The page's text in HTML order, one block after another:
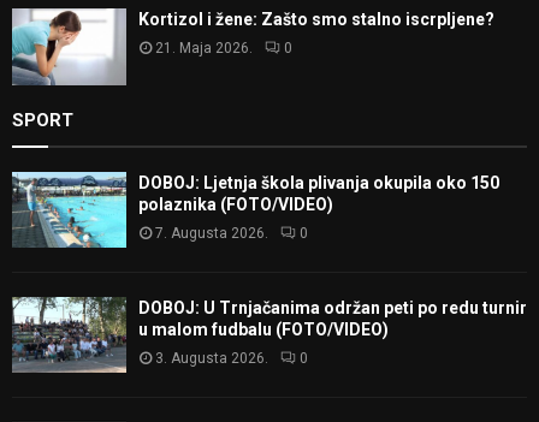
Kortizol i žene: Zašto smo stalno iscrpljene?
21. Maja 2026. 0
SPORT
DOBOJ: Ljetnja škola plivanja okupila oko 150
polaznika (FOTO/VIDEO)
7. Augusta 2026. 0
DOBOJ: U Trnjačanima održan peti po redu turnir
u malom fudbalu (FOTO/VIDEO)
3. Augusta 2026. 0